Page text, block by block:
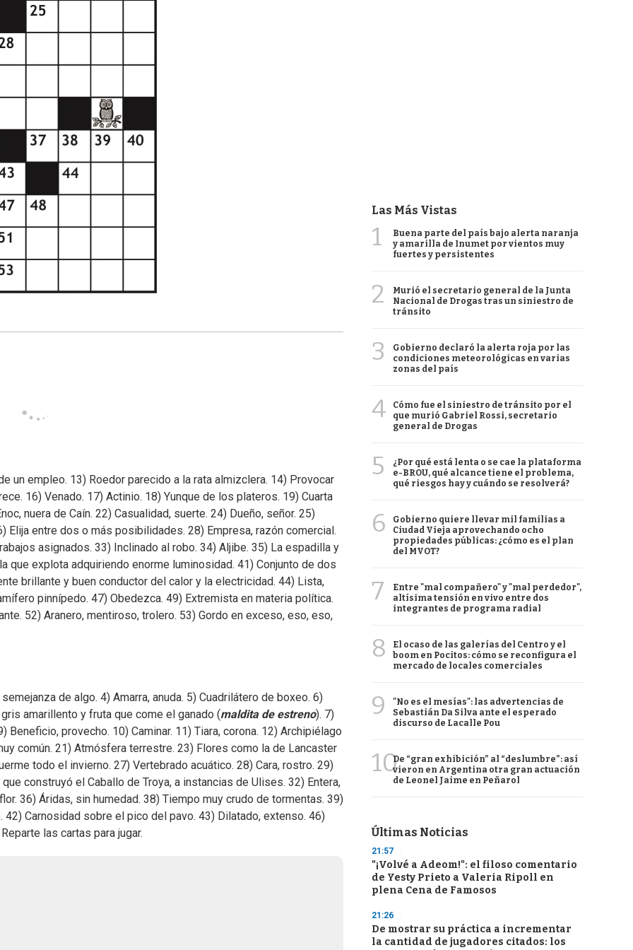
un empleo. 13) Roedor parecido a la rata almizclera. 14) Provocar
16) Venado. 17) Actinio. 18) Yunque de los plateros. 19) Cuarta
nuera de Caín. 22) Casualidad, suerte. 24) Dueño, señor. 25)
Elija entre dos o más posibilidades. 28) Empresa, razón comercial.
asignados. 33) Inclinado al robo. 34) Aljibe. 35) La espadilla y
que explota adquiriendo enorme luminosidad. 41) Conjunto de dos
brillante y buen conductor del calor y la electricidad. 44) Lista,
pinnípedo. 47) Obedezca. 49) Extremista en materia política.
52) Aranero, mentiroso, trolero. 53) Gordo en exceso, eso, eso,
de algo. 4) Amarra, anuda. 5) Cuadrilátero de boxeo. 6)
amarillento y fruta que come el ganado (maldita de estreno). 7)
Beneficio, provecho. 10) Caminar. 11) Tiara, corona. 12) Archipiélago
común. 21) Atmósfera terrestre. 23) Flores como la de Lancaster
todo el invierno. 27) Vertebrado acuático. 28) Cara, rostro. 29)
construyó el Caballo de Troya, a instancias de Ulises. 32) Entera,
36) Áridas, sin humedad. 38) Tiempo muy crudo de tormentas. 39)
Carnosidad sobre el pico del pavo. 43) Dilatado, extenso. 46)
las cartas para jugar.
Las Más Vistas
1
Buena parte del país bajo alerta naranja
y amarilla de Inumet por vientos muy
fuertes y persistentes
2
Murió el secretario general de la Junta
Nacional de Drogas tras un siniestro de
tránsito
3
Gobierno declaró la alerta roja por las
condiciones meteorológicas en varias
zonas del país
4
Cómo fue el siniestro de tránsito por el
que murió Gabriel Rossi, secretario
general de Drogas
5
¿Por qué está lenta o se cae la plataforma
e-BROU, qué alcance tiene el problema,
qué riesgos hay y cuándo se resolverá?
6
Gobierno quiere llevar mil familias a
Ciudad Vieja aprovechando ocho
propiedades públicas: ¿cómo es el plan
del MVOT?
7
Entre "mal compañero" y "mal perdedor",
altísima tensión en vivo entre dos
integrantes de programa radial
8
El ocaso de las galerías del Centro y el
boom en Pocitos: cómo se reconfigura el
mercado de locales comerciales
9
"No es el mesías": las advertencias de
Sebastián Da Silva ante el esperado
discurso de Lacalle Pou
10De “gran exhibición” al “deslumbre”: así
vieron en Argentina otra gran actuación
de Leonel Jaime en Peñarol
Últimas Noticias
21:57
"¡Volvé a Adeom!": el filoso comentario
de Yesty Prieto a Valeria Ripoll en
plena Cena de Famosos
21:26
De mostrar su práctica a incrementar
la cantidad de jugadores citados: los